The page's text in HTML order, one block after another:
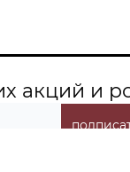
акций и